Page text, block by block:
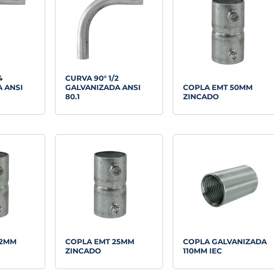
ANSI
CURVA 90° 1/2
GALVANIZADA ANSI
80.1
COPLA EMT 50MM
ZINCADO
COPLA EMT 25MM
ZINCADO
COPLA GALVANIZADA
110MM IEC